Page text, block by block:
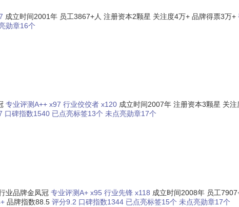
成立时间2001年 员工3867+人 注册资本2颗星 关注度4万+ 品牌得票3万+
勋章16个
专业​评测A++ x97 行业佼佼者 x120 成立时间2007年 注册资本3颗星 关注
口碑指数1540 已点亮标签13个 未点亮勋章17个
业品牌金凤冠 专业评测A+ x95 行业先锋 x118 成立时间2008年 员工
品牌指数88.5 评分9.2 口碑指数1344 已点亮标签15个 未点亮勋章17个